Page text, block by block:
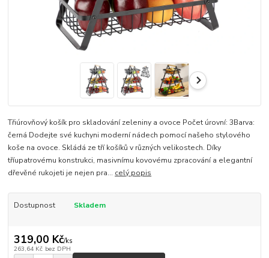
Třiúrovňový košík pro skladování zeleniny a ovoce Počet úrovní: 3Barva:
černá Dodejte své kuchyni moderní nádech pomocí našeho stylového
koše na ovoce. Skládá ze tří košíků v různých velikostech. Díky
tříupatrovému konstrukci, masivnímu kovovému zpracování a elegantní
dřevěné rukojeti je nejen pra... celý popis
Dostupnost Skladem
319,00 Kč/ks
263,64 Kč bez DPH